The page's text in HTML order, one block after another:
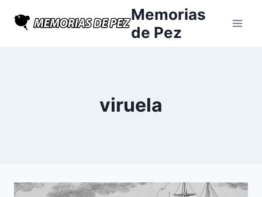
Memorias
de Pez
viruela